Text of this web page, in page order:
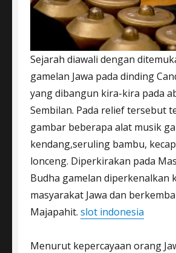
Sejarah diawali dengan
gamelan Jawa pada dinding
yang dibangun kira-kira pada
Sembilan. Pada relief tersebut
gambar beberapa alat musik
kendang,seruling bambu,
lonceng. Diperkirakan pada
Budha gamelan diperkenalkan
masyarakat Jawa dan
Majapahit. slot indonesia
Menurut kepercayaan orang